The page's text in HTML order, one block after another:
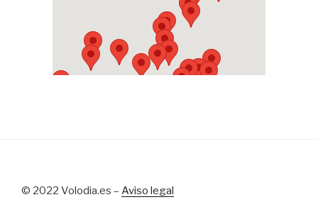
© 2022 Volodia.es – Aviso legal